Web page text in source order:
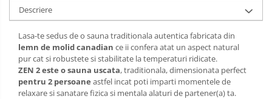
Descriere
Lasa-te sedus de o sauna traditionala autentica fabricata din
lemn de molid canadian ce ii confera atat un aspect natural
pur cat si robustete si stabilitate la temperaturi ridicate.
ZEN 2 este o sauna uscata, traditionala, dimensionata perfect
pentru 2 persoane astfel incat poti imparti momentele de
relaxare si sanatare fizica si mentala alaturi de partener(a) ta.